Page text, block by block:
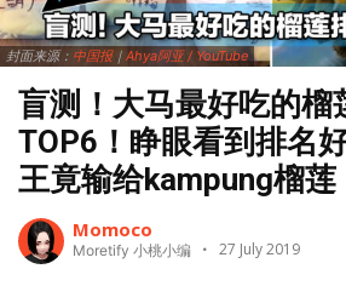
封面来源： 中国报｜ Ahya阿亚 / YouTube
盲测！大马最好吃的榴
TOP6！睁眼看到排名
王竟输给kampung榴莲
Momoco
Moretify 小桃小编 27 July 2019